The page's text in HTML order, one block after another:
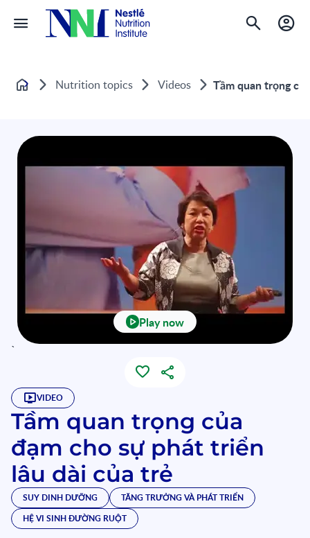
Home Nutrition topics Videos Tầm quan trọng
Play now
`
VIDEO
Tầm quan trọng của
đạm cho sự phát triển
lâu dài của trẻ
SUY DINH DƯỠNG
TĂNG TRƯỞNG VÀ PHÁT TRIỂN
HỆ VI SINH ĐƯỜNG RUỘT